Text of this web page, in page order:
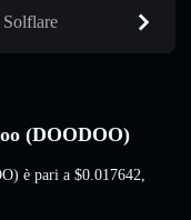
(DOODOO)
è pari a $0.017642,